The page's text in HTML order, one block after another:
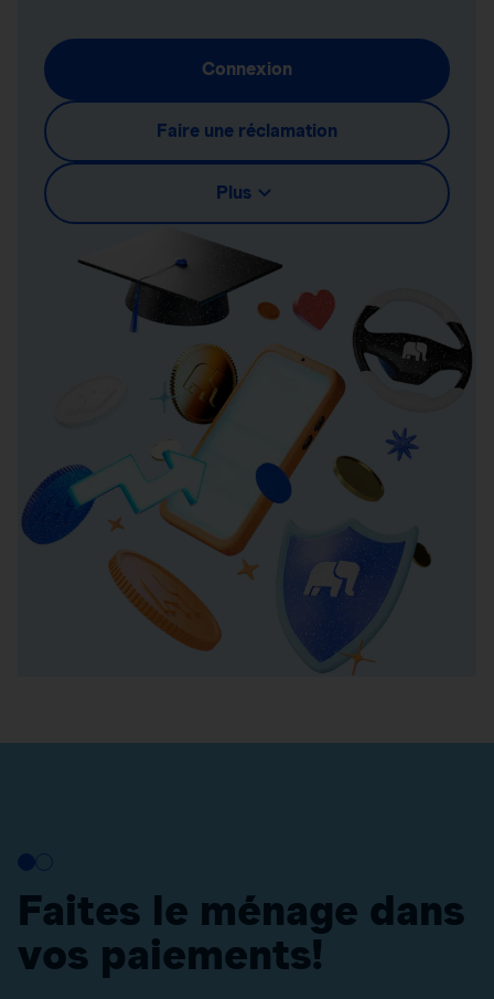
Connexion
Faire une réclamation
Plus
Faites le ménage dans
vos paiements!